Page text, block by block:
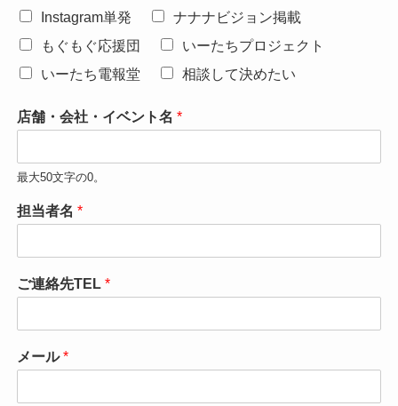
Instagram単発
ナナナビジョン掲載
もぐもぐ応援団
いーたちプロジェクト
いーたち電報堂
相談して決めたい
店舗・会社・イベント名 *
最大50文字の0。
担当者名 *
ご連絡先TEL *
メール*